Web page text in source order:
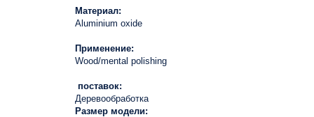
Материал:
Aluminium oxide
Применение:
Wood/mental polishing
поставок:
Деревообработка
Размер модели: